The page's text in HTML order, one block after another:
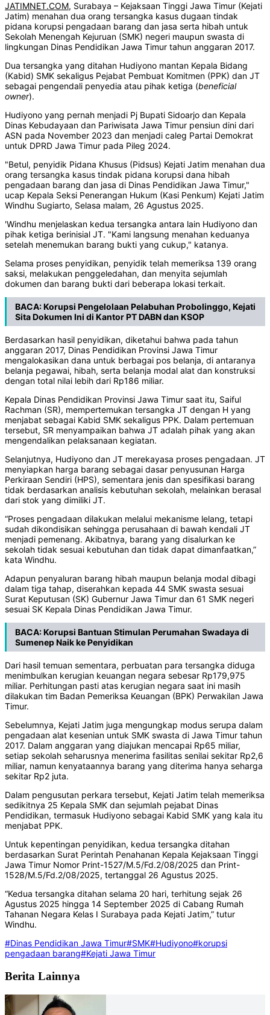
JATIMNET.COM, Surabaya – Kejaksaan Tinggi Jawa Timur (Kejati
Jatim) menahan dua orang tersangka kasus dugaan tindak
pidana korupsi pengadaan barang dan jasa serta hibah untuk
Sekolah Menengah Kejuruan (SMK) negeri maupun swasta di
lingkungan Dinas Pendidikan Jawa Timur tahun anggaran 2017.
Dua tersangka yang ditahan Hudiyono mantan Kepala Bidang
(Kabid) SMK sekaligus Pejabat Pembuat Komitmen (PPK) dan JT
sebagai pengendali penyedia atau pihak ketiga (beneficial
owner).
Hudiyono yang pernah menjadi Pj Bupati Sidoarjo dan Kepala
Dinas Kebudayaan dan Pariwisata Jawa Timur pensiun dini dari
ASN pada November 2023 dan menjadi caleg Partai Demokrat
untuk DPRD Jawa Timur pada Pileg 2024.
"Betul, penyidik Pidana Khusus (Pidsus) Kejati Jatim menahan dua
orang tersangka kasus tindak pidana korupsi dana hibah
pengadaan barang dan jasa di Dinas Pendidikan Jawa Timur,"
ucap Kepala Seksi Penerangan Hukum (Kasi Penkum) Kejati Jatim
Windhu Sugiarto, Selasa malam, 26 Agustus 2025.
'Windhu menjelaskan kedua tersangka antara lain Hudiyono dan
pihak ketiga berinisial JT. "Kami langsung menahan keduanya
setelah menemukan barang bukti yang cukup," katanya.
Selama proses penyidikan, penyidik telah memeriksa 139 orang
saksi, melakukan penggeledahan, dan menyita sejumlah
dokumen dan barang bukti dari beberapa lokasi terkait.
BACA:Korupsi Pengelolaan Pelabuhan Probolinggo, Kejati
Sita Dokumen Ini di Kantor PT DABN dan KSOP
Berdasarkan hasil penyidikan, diketahui bahwa pada tahun
anggaran 2017, Dinas Pendidikan Provinsi Jawa Timur
mengalokasikan dana untuk berbagai pos belanja, di antaranya
belanja pegawai, hibah, serta belanja modal alat dan konstruksi
dengan total nilai lebih dari Rp186 miliar.
Kepala Dinas Pendidikan Provinsi Jawa Timur saat itu, Saiful
Rachman (SR), mempertemukan tersangka JT dengan H yang
menjabat sebagai Kabid SMK sekaligus PPK. Dalam pertemuan
tersebut, SR menyampaikan bahwa JT adalah pihak yang akan
mengendalikan pelaksanaan kegiatan.
Selanjutnya, Hudiyono dan JT merekayasa proses pengadaan. JT
menyiapkan harga barang sebagai dasar penyusunan Harga
Perkiraan Sendiri (HPS), sementara jenis dan spesifikasi barang
tidak berdasarkan analisis kebutuhan sekolah, melainkan berasal
dari stok yang dimiliki JT.
“Proses pengadaan dilakukan melalui mekanisme lelang, tetapi
sudah dikondisikan sehingga perusahaan di bawah kendali JT
menjadi pemenang. Akibatnya, barang yang disalurkan ke
sekolah tidak sesuai kebutuhan dan tidak dapat dimanfaatkan,”
kata Windhu.
Adapun penyaluran barang hibah maupun belanja modal dibagi
dalam tiga tahap, diserahkan kepada 44 SMK swasta sesuai
Surat Keputusan (SK) Gubernur Jawa Timur dan 61 SMK negeri
sesuai SK Kepala Dinas Pendidikan Jawa Timur.
BACA:Korupsi Bantuan Stimulan Perumahan Swadaya di
Sumenep Naik ke Penyidikan
Dari hasil temuan sementara, perbuatan para tersangka diduga
menimbulkan kerugian keuangan negara sebesar Rp179,975
miliar. Perhitungan pasti atas kerugian negara saat ini masih
dilakukan tim Badan Pemeriksa Keuangan (BPK) Perwakilan Jawa
Timur.
Sebelumnya, Kejati Jatim juga mengungkap modus serupa dalam
pengadaan alat kesenian untuk SMK swasta di Jawa Timur tahun
2017. Dalam anggaran yang diajukan mencapai Rp65 miliar,
setiap sekolah seharusnya menerima fasilitas senilai sekitar Rp2,6
miliar, namun kenyataannya barang yang diterima hanya seharga
sekitar Rp2 juta.
Dalam pengusutan perkara tersebut, Kejati Jatim telah memeriksa
sedikitnya 25 Kepala SMK dan sejumlah pejabat Dinas
Pendidikan, termasuk Hudiyono sebagai Kabid SMK yang kala itu
menjabat PPK.
Untuk kepentingan penyidikan, kedua tersangka ditahan
berdasarkan Surat Perintah Penahanan Kepala Kejaksaan Tinggi
Jawa Timur Nomor Print-1527/M.5/Fd.2/08/2025 dan Print-
1528/M.5/Fd.2/08/2025, tertanggal 26 Agustus 2025.
“Kedua tersangka ditahan selama 20 hari, terhitung sejak 26
Agustus 2025 hingga 14 September 2025 di Cabang Rumah
Tahanan Negara Kelas I Surabaya pada Kejati Jatim,” tutur
Windhu.
#Dinas Pendidikan Jawa Timur#SMK#Hudiyono#korupsi
pengadaan barang#Kejati Jawa Timur
Berita Lainnya